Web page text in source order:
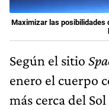
Maximizar las posibilidades
Según el sitio
enero el cuerpo
más cerca del